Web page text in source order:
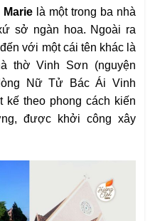
Marielà một trong ba nhà
sở ngàn hoa. Ngoài ra
với một cái tên khác là
thờ Vinh Sơn (nguyện
Nữ Tử Bác Ái Vinh
kế theo phong cách kiến
được khởi công xây